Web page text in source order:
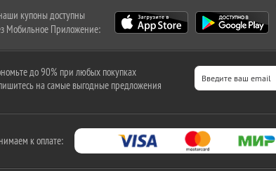
купоны доступны
Мобильное Приложение:
до 90% при любых покупках
на самые выгодные предложения
к оплате: